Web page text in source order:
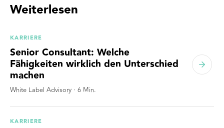
Weiterlesen
KARRIERE
Senior Consultant: Welche
Fähigkeiten wirklich den Unterschied
machen
White Label Advisory · 6 Min.
KARRIERE